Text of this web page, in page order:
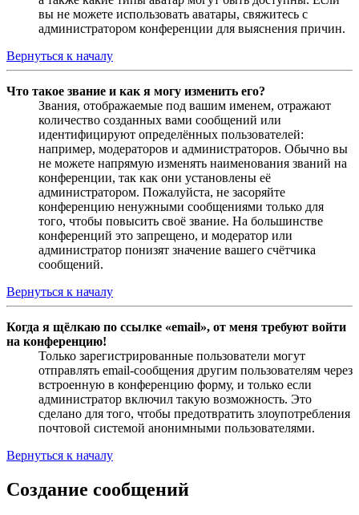
вы не можете использовать аватары, свяжитесь с
администратором конференции для выяснения причин.
Вернуться к началу
Что такое звание и как я могу изменить его?
Звания, отображаемые под вашим именем, отражают
количество созданных вами сообщений или
идентифицируют определённых пользователей:
например, модераторов и администраторов. Обычно вы
не можете напрямую изменять наименования званий на
конференции, так как они установлены её
администратором. Пожалуйста, не засоряйте
конференцию ненужными сообщениями только для
того, чтобы повысить своё звание. На большинстве
конференций это запрещено, и модератор или
администратор понизят значение вашего счётчика
сообщений.
Вернуться к началу
Когда я щёлкаю по ссылке «email», от меня требуют войти
на конференцию!
Только зарегистрированные пользователи могут
отправлять email-сообщения другим пользователям через
встроенную в конференцию форму, и только если
администратор включил такую возможность. Это
сделано для того, чтобы предотвратить злоупотребления
почтовой системой анонимными пользователями.
Вернуться к началу
Создание сообщений